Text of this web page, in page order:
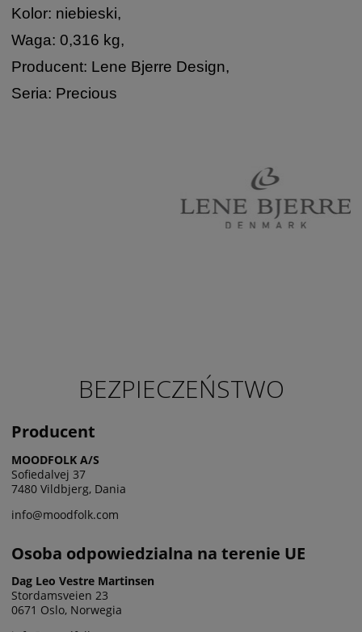
Kolor: niebieski,
Waga: 0,316 kg,
Producent: Lene Bjerre Design,
Seria: Precious
BEZPIECZEŃSTWO
Producent
MOODFOLK A/S
Sofiedalvej 37
7480 Vildbjerg, Dania
info@moodfolk.com
Osoba odpowiedzialna na terenie UE
Dag Leo Vestre Martinsen
Stordamsveien 23
0671 Oslo, Norwegia